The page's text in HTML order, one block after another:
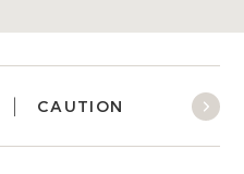
CAUTION